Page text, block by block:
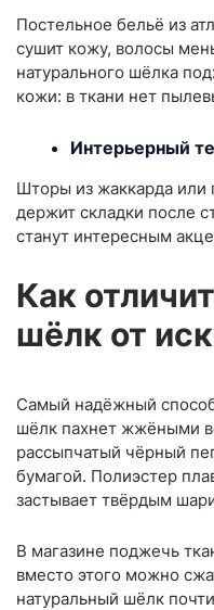
Постельное бельё из
сушит кожу, волосы
натурального шёлка
кожи: в ткани нет
Интерьерный т
Шторы из жаккарда или
держит складки после
станут интересным
Как
шёлк от
Самый надёжный
шёлк пахнет жжёными
рассыпчатый чёрный
бумагой. Полиэстер
застывает твёрдым
В магазине поджечь
вместо этого можно
натуральный шёлк